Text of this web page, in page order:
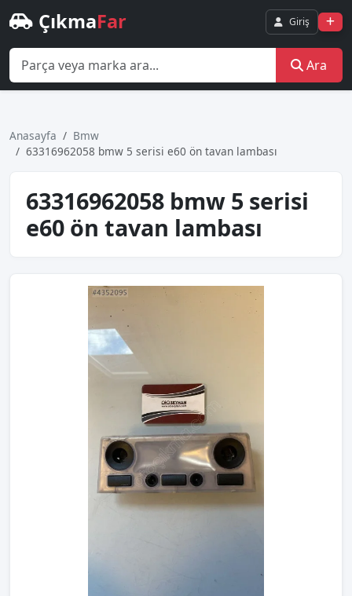
ÇıkmaFar Giriş
Ara
Anasayfa
Bmw
63316962058 bmw 5 serisi e60 ön tavan lambası
63316962058 bmw 5 serisi
e60 ön tavan lambası